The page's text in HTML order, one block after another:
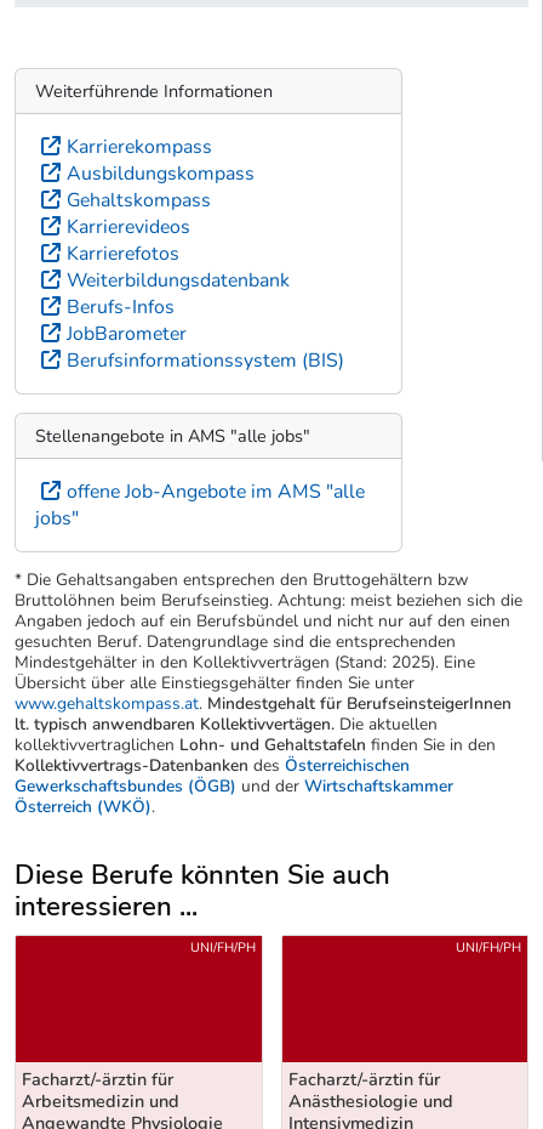
Weiterführende Informationen
Karrierekompass
Ausbildungskompass
Gehaltskompass
Karrierevideos
Karrierefotos
Weiterbildungsdatenbank
Berufs-Infos
JobBarometer
Berufsinformationssystem (BIS)
Stellenangebote in AMS "alle jobs"
offene Job-Angebote im AMS "alle
jobs"
* Die Gehaltsangaben entsprechen den Bruttogehältern bzw
Bruttolöhnen beim Berufseinstieg. Achtung: meist beziehen sich die
Angaben jedoch auf ein Berufsbündel und nicht nur auf den einen
gesuchten Beruf. Datengrundlage sind die entsprechenden
Mindestgehälter in den Kollektivverträgen (Stand: 2025). Eine
Übersicht über alle Einstiegsgehälter finden Sie unter
www.gehaltskompass.at. Mindestgehalt für BerufseinsteigerInnen
lt. typisch anwendbaren Kollektivvertägen. Die aktuellen
kollektivvertraglichen Lohn- und Gehaltstafeln finden Sie in den
Kollektivvertrags-Datenbanken des Österreichischen
Gewerkschaftsbundes (ÖGB) und der Wirtschaftskammer
Österreich (WKÖ).
Diese Berufe könnten Sie auch
interessieren ...
Uber weitere Berufsvorschläge
Facharzt/-ärztin für
Arbeitsmedizin und
Angewandte Physiologie
UNI/FH/PH
Facharzt/-ärztin für
Anästhesiologie und
Intensivmedizin
UNI/FH/PH